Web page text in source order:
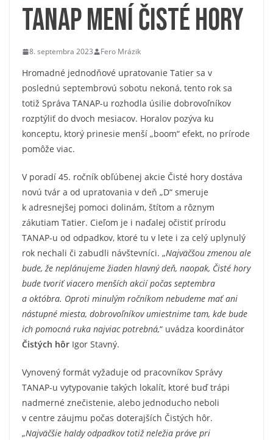
TANAP mení Čisté hory
8. septembra 2023 Fero Mrázik
Hromadné jednodňové upratovanie Tatier sa v
poslednú septembrovú sobotu nekoná, tento rok sa
totiž Správa TANAP-u rozhodla úsilie dobrovoľníkov
rozptýliť do dvoch mesiacov. Horalov pozýva ku
konceptu, ktorý prinesie menší „boom“ efekt, no prírode
pomôže viac.
V poradí 45. ročník obľúbenej akcie Čisté hory dostáva
novú tvár a od upratovania v deň „D“ smeruje
k adresnejšej pomoci dolinám, štítom a rôznym
zákutiam Tatier. Cieľom je i naďalej očistiť prírodu
TANAP-u od odpadkov, ktoré tu v lete i za celý uplynulý
rok nechali či zabudli návštevníci. „Najväčšou zmenou ale
bude, že neplánujeme žiaden hlavný deň, naopak, Čisté hory
bude tvoriť viacero menších akcií počas septembra
a októbra. Oproti minulým ročníkom nebudeme mať ani
nástupné miesta, dobrovoľníkov umiestnime tam, kde bude
ich pomocná ruka najviac potrebná,“ uvádza koordinátor
Čistých hôr Igor Stavný.
Vynovený formát vyžaduje od pracovníkov Správy
TANAP-u vytypovanie takých lokalít, ktoré buď trápi
nadmerné znečistenie, alebo jednoducho neboli
v centre záujmu počas doterajších Čistých hôr.
„Najväčšie haldy odpadkov totiž neležia práve pri